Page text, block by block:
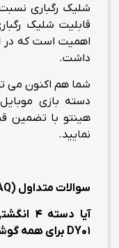
شلیک رگباری
قابلیت شلیک
اهمیت است که در
داشت.
شما هم اکنون می
هینتو با تضمین
نمایید.
سوالات متداول (
آیا دسته 4 انگشتی مغناطیسی گوشی موبایل مدل
DY01 برای همه